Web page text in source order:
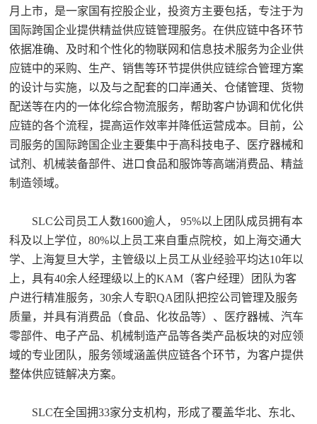
月上市，是一家国有控股企业，投资方主要包括，专注于为
国际跨国企业提供精益供应链管理服务。在供应链中各环节
依据准确、及时和个性化的物联网和信息技术服务为企业供
应链中的采购、生产、销售等环节提供供应链综合管理方案
的设计与实施，以及与之配套的口岸通关、仓储管理、货物
配送等在内的一体化综合物流服务，帮助客户协调和优化供
应链的各个流程，提高运作效率并降低运营成本。目前，公
司服务的国际跨国企业主要集中于高科技电子、医疗器械和
试剂、机械装备部件、进口食品和服饰等高端消费品、精益
制造领域。
SLC公司员工人数1600逾人， 95%以上团队成员拥有本
科及以上学位，80%以上员工来自重点院校，如上海交通大
学、上海复旦大学，主管级以上员工从业经验平均达10年以
上，具有40余人经理级以上的KAM（客户经理）团队为客
户进行精准服务，30余人专职QA团队把控公司管理及服务
质量，并具有消费品（食品、化妆品等）、医疗器械、汽车
零部件、电子产品、机械制造产品等各类产品板块的对应领
域的专业团队，服务领域涵盖供应链各个环节，为客户提供
整体供应链解决方案。
SLC在全国拥33家分支机构，形成了覆盖华北、东北、